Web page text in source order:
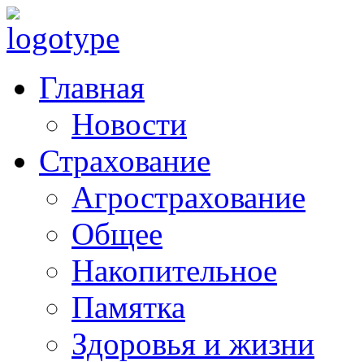
Главная
Новости
Страхование
Агрострахование
Общее
Накопительное
Памятка
Здоровья и жизни